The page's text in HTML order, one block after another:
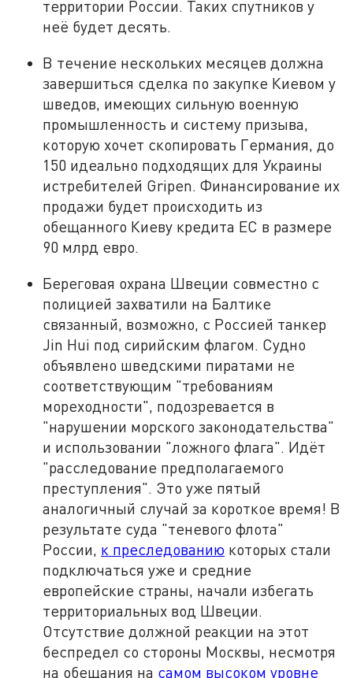
территории России. Таких спутников у
неё будет десять.
В течение нескольких месяцев должна
завершиться сделка по закупке Киевом у
шведов, имеющих сильную военную
промышленность и систему призыва,
которую хочет скопировать Германия, до
150 идеально подходящих для Украины
истребителей Gripen. Финансирование их
продажи будет происходить из
обещанного Киеву кредита ЕС в размере
90 млрд евро.
Береговая охрана Швеции совместно с
полицией захватили на Балтике
связанный, возможно, с Россией танкер
Jin Hui под сирийским флагом. Судно
объявлено шведскими пиратами не
соответствующим "требованиям
мореходности", подозревается в
"нарушении морского законодательства"
и использовании "ложного флага". Идёт
"расследование предполагаемого
преступления". Это уже пятый
аналогичный случай за короткое время! В
результате суда "теневого флота"
России, к преследованию которых стали
подключаться уже и средние
европейские страны, начали избегать
территориальных вод Швеции.
Отсутствие должной реакции на этот
беспредел со стороны Москвы, несмотря
на обещания на самом высоком уровне